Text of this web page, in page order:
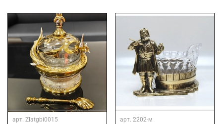
арт. Zlatgbi0015 арт. 2202-м